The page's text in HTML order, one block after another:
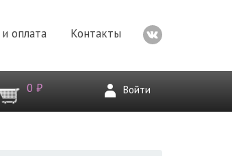
оплата Контакты
0 ₽ Войти